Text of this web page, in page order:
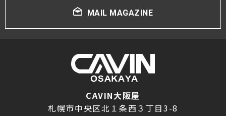
MAIL MAGAZINE
CAVIN大阪屋
札幌市中央区北１条西３丁目3-8